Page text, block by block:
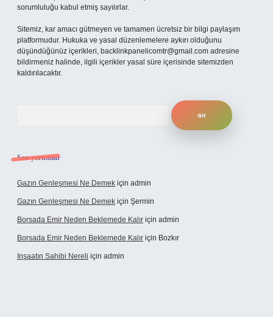
sorumluluğu kabul etmiş sayılırlar.
Sitemiz, kar amacı gütmeyen ve tamamen ücretsiz bir bilgi paylaşım
platformudur. Hukuka ve yasal düzenlemelere aykırı olduğunu
düşündüğünüz içerikleri, backlinkpanelicomtr@gmail.com adresine
bildirmeniz halinde, ilgili içerikler yasal süre içerisinde sitemizden
kaldırılacaktır.
Son yorumlar
Gazın Genleşmesi Ne Demek için admin
Gazın Genleşmesi Ne Demek için Şermin
Borsada Emir Neden Beklemede Kalır için admin
Borsada Emir Neden Beklemede Kalır için Bozkır
Inşaatın Sahibi Nereli için admin